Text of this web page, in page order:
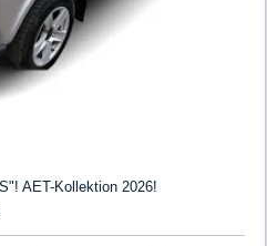
AET-Kollektion 2026!